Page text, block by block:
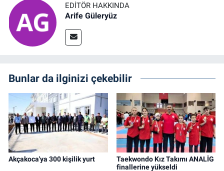
EDITÖR HAKKINDA
Arife Güleryüz
Bunlar da ilginizi çekebilir
Akçakoca'ya 300 kişilik yurt
Taekwondo Kız Takımı ANALİG
finallerine yükseldi